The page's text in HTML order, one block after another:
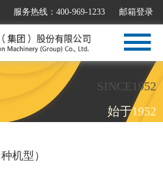
服务热线：400-969-1233 邮箱登录
SINCE1952
始于1952
种机型）